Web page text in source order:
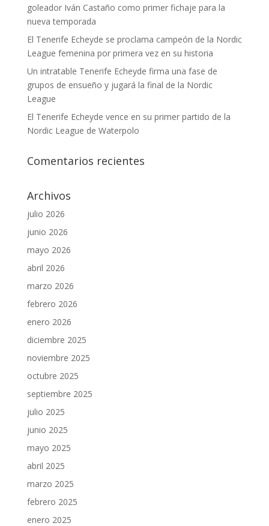
goleador Iván Castaño como primer fichaje para la
nueva temporada
El Tenerife Echeyde se proclama campeón de la Nordic
League femenina por primera vez en su historia
Un intratable Tenerife Echeyde firma una fase de
grupos de ensueño y jugará la final de la Nordic
League
El Tenerife Echeyde vence en su primer partido de la
Nordic League de Waterpolo
Comentarios recientes
Archivos
julio 2026
junio 2026
mayo 2026
abril 2026
marzo 2026
febrero 2026
enero 2026
diciembre 2025
noviembre 2025
octubre 2025
septiembre 2025
julio 2025
junio 2025
mayo 2025
abril 2025
marzo 2025
febrero 2025
enero 2025